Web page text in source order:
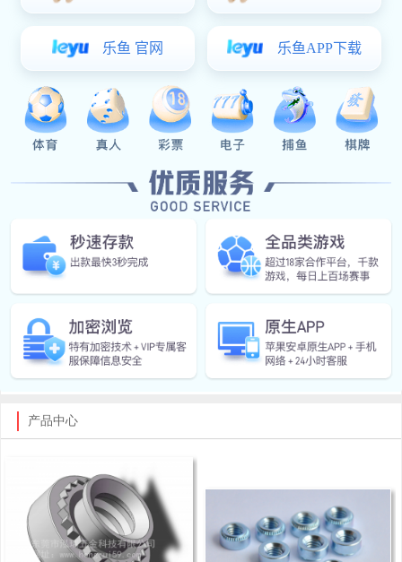
体系认证。
训、内部竞岗、优胜劣汰的竞争机制，不断积累紧固件生产经营管理
经验，并不断加以创新生产技术，每一位中标人将致力于为世界各地
的客户提供优良的产品和完美的服务而努力奋斗。
公司主要生产销售：冷镦PEM标准的压铆螺母、涨铆螺母、
压铆螺柱、冷镦压铆螺柱、碳钢冷镦压铆螺母、不锈钢冷镦压铆螺
铝材压铆螺母柱等标准件
IM(股份有限公司)电竞-电子竞技平台 自涉足标准件行业以来，
赞美，产品不仅销于上海、北京、广州、天津、福建、四川、武汉、
沈阳、江苏、浙江等全国各地，并且远销欧美、中东、东南亚等国
家。
产品中心